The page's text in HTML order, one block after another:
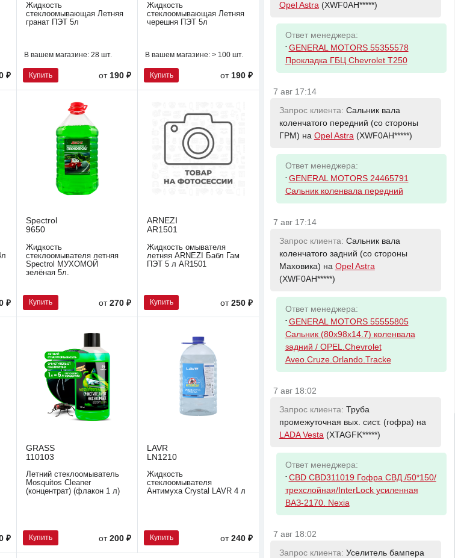
₽
Жидкость
стеклоомывающая Летняя
гранат ПЭТ 5л
В вашем магазине:28 шт.
Купить от190 ₽
Жидкость
стеклоомывающая Летняя
черешня ПЭТ 5л
В вашем магазине: > 100 шт.
Купить от 190 ₽
₽
Spectrol
9650
Жидкость
стеклоомывателя летняя
Spectrol МУХОМОЙ
зелёная 5л.
Купить от270 ₽
ARNEZI
AR1501
Жидкость омывателя
летняя ARNEZI Бабл Гам
ПЭТ 5 л AR1501
Купить от 250 ₽
₽
GRASS
110103
Летний стеклоомыватель
Mosquitos Cleaner
(концентрат) (флакон 1 л)
Купить от200 ₽
LAVR
LN1210
Жидкость
стеклоомывателя
Антимуха Crystal LAVR 4 л
Купить от 240 ₽
Opel Astra(XWF0AH*****)
Ответ менеджера:
- GENERAL MOTORS 55355578
Прокладка ГБЦ Chevrolet T250
7 авг 17:14
Запрос клиента: Сальник вала
коленчатого передний (со стороны
ГРМ) на Opel Astra(XWF0AH*****)
Ответ менеджера:
- GENERAL MOTORS 24465791
Сальник коленвала передний
7 авг 17:14
Запрос клиента: Сальник вала
коленчатого задний (со стороны
Маховика) на Opel Astra
(XWF0AH*****)
Ответ менеджера:
- GENERAL MOTORS 55555805
Сальник (80х98х14.7) коленвала
задний / OPEL.Chevrolet
Aveo.Cruze.Orlando.Tracke
7 авг 18:02
Запрос клиента: Труба
промежуточная вых. сист. (гофра) на
LADA Vesta (XTAGFK*****)
Ответ менеджера:
- CBD CBD311019 Гофра СВД /50*150/
трехслойная/InterLock усиленная
ВАЗ-2170. Nexia
7 авг 18:02
Запрос клиента: Уселитель бампера